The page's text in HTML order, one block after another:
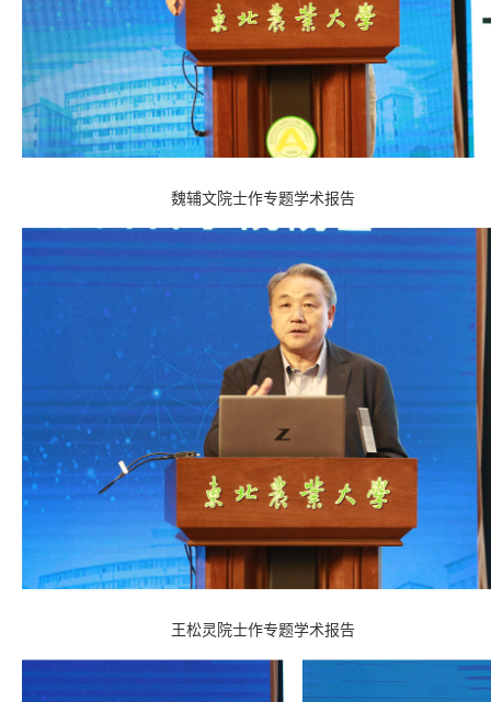
魏辅文院士作专题学术报告
王松灵院士作专题学术报告